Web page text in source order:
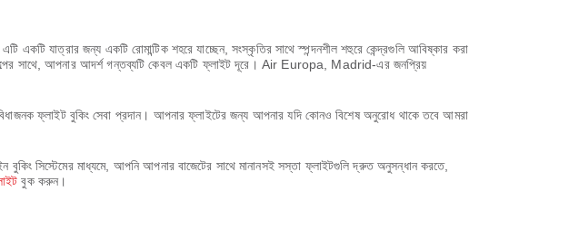
যাত্রার জন্য একটি রোমান্টিক শহরে যাচ্ছেন, সংস্কৃতির সাথে স্পন্দনশীল শহুরে কেন্দ্রগুলি আবিষ্কার করা
সাথে, আপনার আদর্শ গন্তব্যটি কেবল একটি ফ্লাইট দূরে। Air Europa, Madrid-এর জনপ্রিয়
ফ্লাইট বুকিং সেবা প্রদান। আপনার ফ্লাইটের জন্য আপনার যদি কোনও বিশেষ অনুরোধ থাকে তবে আমরা
সিস্টেমের মাধ্যমে, আপনি আপনার বাজেটের সাথে মানানসই সস্তা ফ্লাইটগুলি দ্রুত অনুসন্ধান করতে,
বুক করুন।